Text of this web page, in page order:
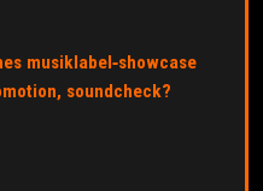
musiklabel‑showcase
soundcheck?